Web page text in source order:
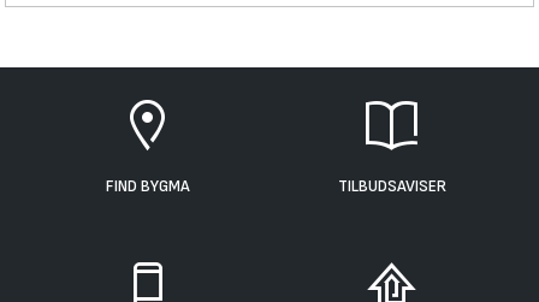
FIND BYGMA TILBUDSAVISER